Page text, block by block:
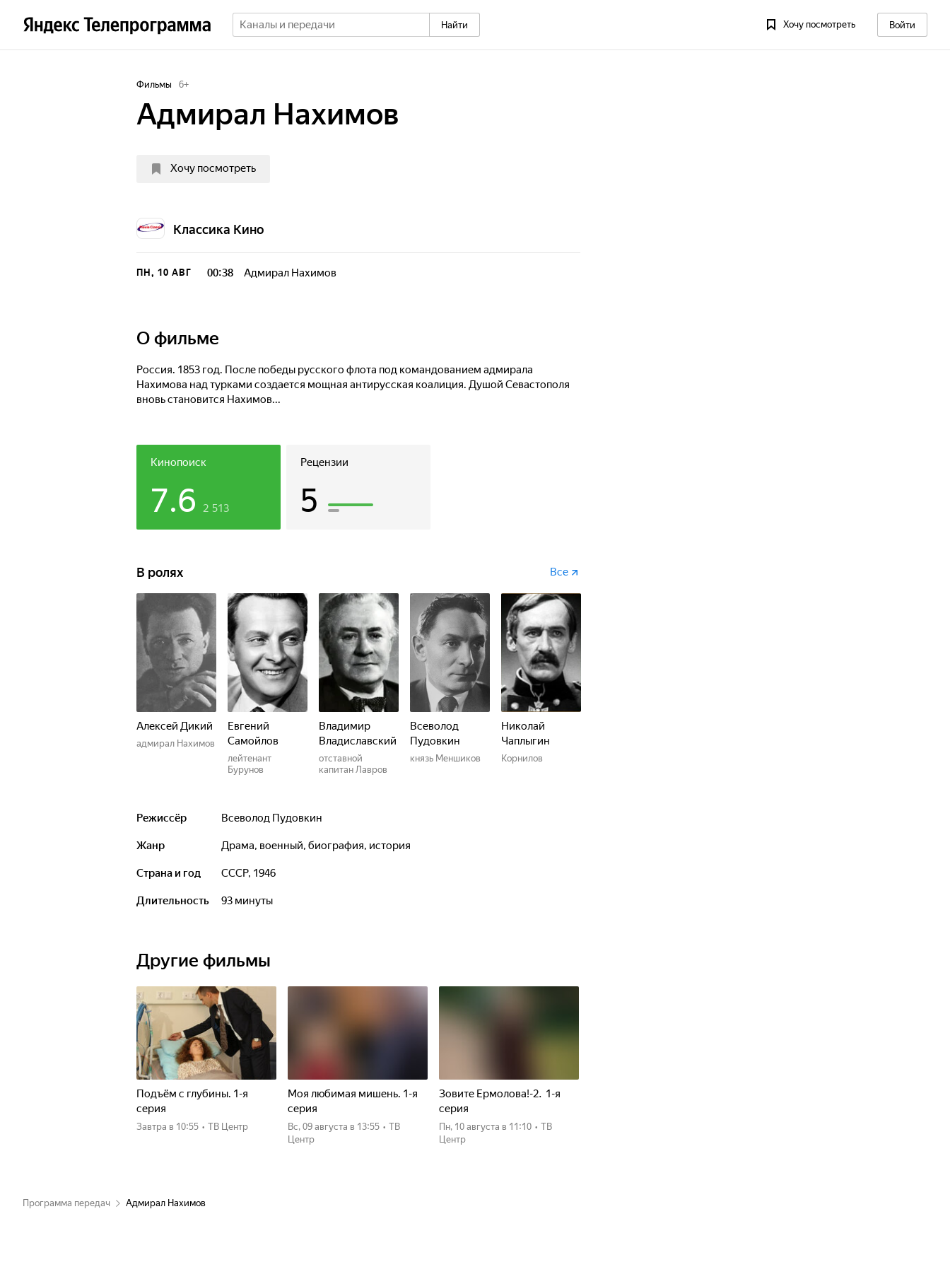
Найти Хочу посмотреть Войти
Фильмы 6+
Адмирал Нахимов
Хочу посмотреть
Классика Кино
ПН, 10 АВГ 00:38 Адмирал Нахимов
О фильме
Россия. 1853 год. После победы русского флота под командованием адмирала
Нахимова над турками создается мощная антирусская коалиция. Душой Севастополя
вновь становится Нахимов...
Кинопоиск
7.6 2 513
Рецензии
5
В ролях Все
Алексей Дикий
адмирал Нахимов
Евгений
Самойлов
лейтенант
Бурунов
Владимир
Владиславский
отставной
капитан Лавров
Всеволод
Пудовкин
князь Меншиков
Николай
Чаплыгин
Корнилов
Режиссёр Всеволод Пудовкин
Жанр драма, военный, биография, история
Страна и год СССР, 1946
Длительность 93 минуты
Другие фильмы
Подъём с глубины. 1-я
серия
Завтра в 10:55 • ТВ Центр
Моя любимая мишень. 1-я
серия
вс, 09 августа в 13:55 • ТВ
Центр
Зовите Ермолова!-2. 1-я
серия
пн, 10 августа в 11:10 • ТВ
Центр
Программа передач Адмирал Нахимов